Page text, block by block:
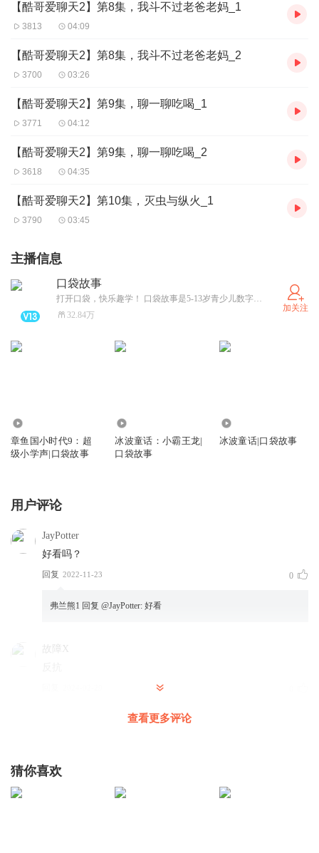
【酷哥爱聊天2】第8集，我斗不过老爸老妈_1
3813 04:09
【酷哥爱聊天2】第8集，我斗不过老爸老妈_2
3700 03:26
【酷哥爱聊天2】第9集，聊一聊吃喝_1
3771 04:12
【酷哥爱聊天2】第9集，聊一聊吃喝_2
3618 04:35
【酷哥爱聊天2】第10集，灭虫与纵火_1
3790 03:45
主播信息
口袋故事
打开口袋，快乐趣学！ 口袋故事是5-13岁青少儿数字化阅读服务平台，提供内容超过10万集，覆盖终端超过1.3亿台，全球超过6000万华人家庭正在使用。
32.84万
加关注
章鱼国小时代9：超
级小学声|口袋故事
冰波童话：小霸王龙|
口袋故事
冰波童话|口袋故事
用户评论
JayPotter
好看吗？
回复 2022-11-23 0
弗兰熊1 回复 @JayPotter: 好看
故障X
查看更多评论
猜你喜欢